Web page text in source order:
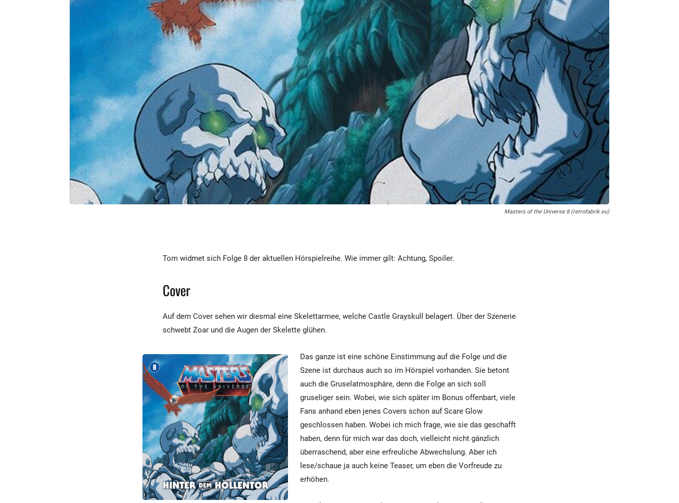
Masters of the Universe 8 (retrofabrik.eu)
Tom widmet sich Folge 8 der aktuellen Hörspielreihe. Wie immer gilt: Achtung, Spoiler.
Cover
Auf dem Cover sehen wir diesmal eine Skelettarmee, welche Castle Grayskull belagert. Über der Szenerie
schwebt Zoar und die Augen der Skelette glühen.
Das ganze ist eine schöne Einstimmung auf die Folge und die
Szene ist durchaus auch so im Hörspiel vorhanden. Sie betont
auch die Gruselatmosphäre, denn die Folge an sich soll
gruseliger sein. Wobei, wie sich später im Bonus offenbart, viele
Fans anhand eben jenes Covers schon auf Scare Glow
geschlossen haben. Wobei ich mich frage, wie sie das geschafft
haben, denn für mich war das doch, vielleicht nicht gänzlich
überraschend, aber eine erfreuliche Abwechslung. Aber ich
lese/schaue ja auch keine Teaser, um eben die Vorfreude zu
erhöhen.